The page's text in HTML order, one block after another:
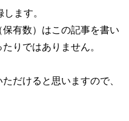
ます。
有数）はこの記事を書い
りではありません。
だけると思いますので、